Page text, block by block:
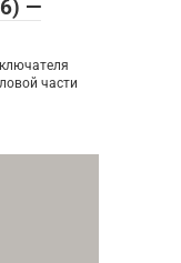
—
части